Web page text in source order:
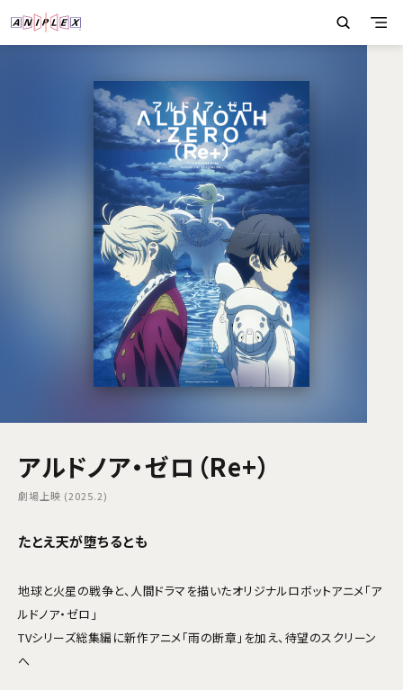
アルドノア・ゼロ（Re+）
劇場上映 (2025.2)
たとえ天が堕ちるとも
地球と火星の戦争と、人間ドラマを描いたオリジナルロボットアニメ「ア
ルドノア・ゼロ」
TVシリーズ総集編に新作アニメ「雨の断章」を加え、待望のスクリーン
へ